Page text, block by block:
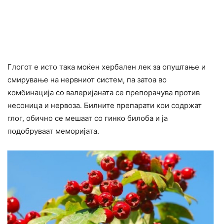
Глогот е исто така моќен хербален лек за опуштање и
смирување на нервниот систем, па затоа во
комбинација со валеријаната се препорачува против
несоница и нервоза. Билните препарати кои содржат
глог, обично се мешаат со гинко билоба и ја
подобруваат меморијата.